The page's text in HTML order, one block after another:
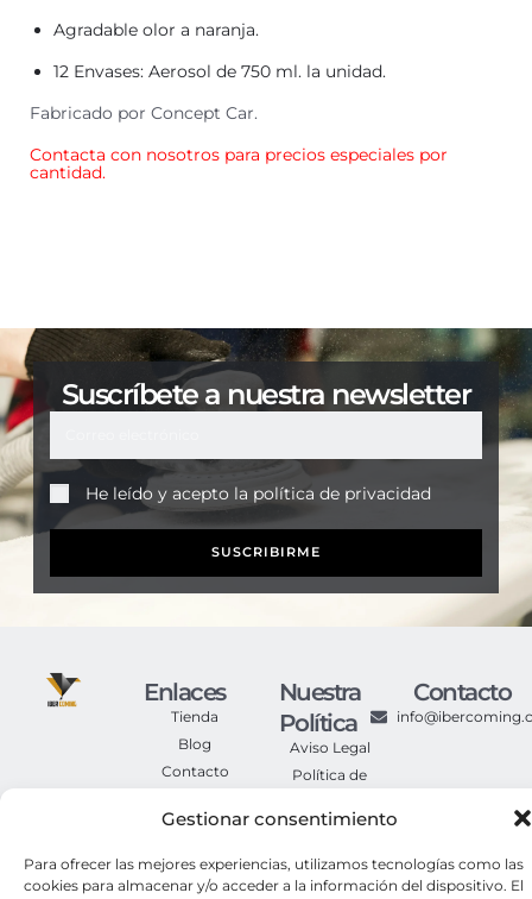
Gestionar consentimiento
Para ofrecer las mejores experiencias, utilizamos tecnologías como las
cookies para almacenar y/o acceder a la información del dispositivo. El
Agradable olor a naranja.
12 Envases: Aerosol de 750 ml. la unidad.
Fabricado por Concept Car.
Contacta con nosotros para precios especiales por
cantidad.
Suscríbete a nuestra newsletter
He leído y acepto la política de privacidad
SUSCRIBIRME
Enlaces
Tienda
Blog
Contacto
Nuestra
Política
Aviso Legal
Política de
Política de
Condiciones
Generales de
Contacto